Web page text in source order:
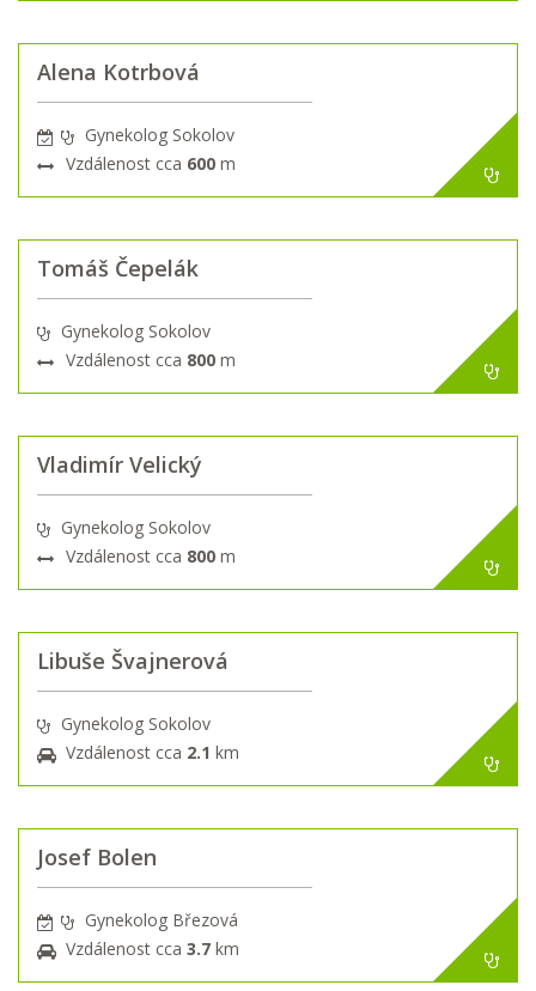
Alena Kotrbová
Gynekolog Sokolov
Vzdálenost cca 600 m
Tomáš Čepelák
Gynekolog Sokolov
Vzdálenost cca 800 m
Vladimír Velický
Gynekolog Sokolov
Vzdálenost cca 800 m
Libuše Švajnerová
Gynekolog Sokolov
Vzdálenost cca 2.1 km
Josef Bolen
Gynekolog Březová
Vzdálenost cca 3.7 km